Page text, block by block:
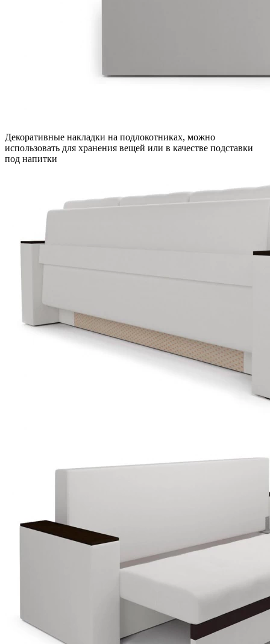
Декоративные накладки на подлокотниках, можно
использовать для хранения вещей или в качестве подставки
под напитки